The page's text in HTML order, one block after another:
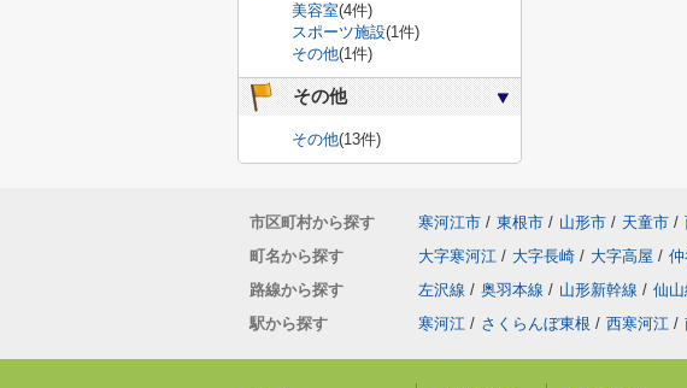
美容室(4件)
スポーツ施設(1件)
その他(1件)
その他
その他(13件)
市区町村から探す 寒河江市 / 東根市 / 山形市 / 天童市 /
町名から探す
大字寒河江 / 大字長崎 / 大字高屋 /
路線から探す
左沢線 / 奥羽本線 / 山形新幹線 / 仙山
駅から探す
寒河江 / さくらんぼ東根 / 西寒河江 /